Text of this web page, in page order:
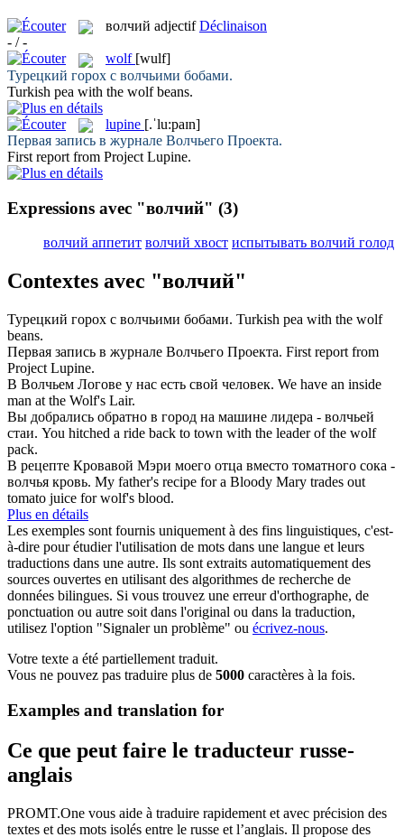
волчий adjectif Déclinaison
- / -
wolf [wulf]
Турецкий горох с волчьими бобами.
Turkish pea with the wolfbeans.
lupine [.ˈlu:paɪn]
Первая запись в журнале Волчьего Проекта.
First report from Project Lupine.
Expressions avec "волчий" (3)
волчий аппетит волчий хвост испытывать волчий голод
Contextes avec "волчий"
Турецкий горох с волчьими бобами. Turkish pea with the wolf
beans.
Первая запись в журнале Волчьего Проекта. First report from
Project Lupine.
В Волчьем Логове у нас есть свой человек. We have an inside
man at the Wolf's Lair.
Вы добрались обратно в город на машине лидера - волчьей
стаи. You hitched a ride back to town with the leader of the wolf
pack.
В рецепте Кровавой Мэри моего отца вместо томатного сока -
волчья кровь. My father's recipe for a Bloody Mary trades out
tomato juice forwolf's blood.
Plus en détails
Les exemples sont fournis uniquement à des fins linguistiques, c'est-
à-dire pour étudier l'utilisation de mots dans une langue et leurs
traductions dans une autre. Ils sont extraits automatiquement des
sources ouvertes en utilisant des algorithmes de recherche de
données bilingues. Si vous trouvez une erreur d'orthographe, de
ponctuation ou autre soit dans l'original ou dans la traduction,
utilisez l'option "Signaler un problème" ou écrivez-nous.
Votre texte a été partiellement traduit.
Vous ne pouvez pas traduire plus de 5000 caractères à la fois.
Examples and translation for
Ce que peut faire le traducteur russe-
anglais
PROMT.One vous aide à traduire rapidement et avec précision des
textes et des mots isolés entre le russe et l’anglais. Il propose des